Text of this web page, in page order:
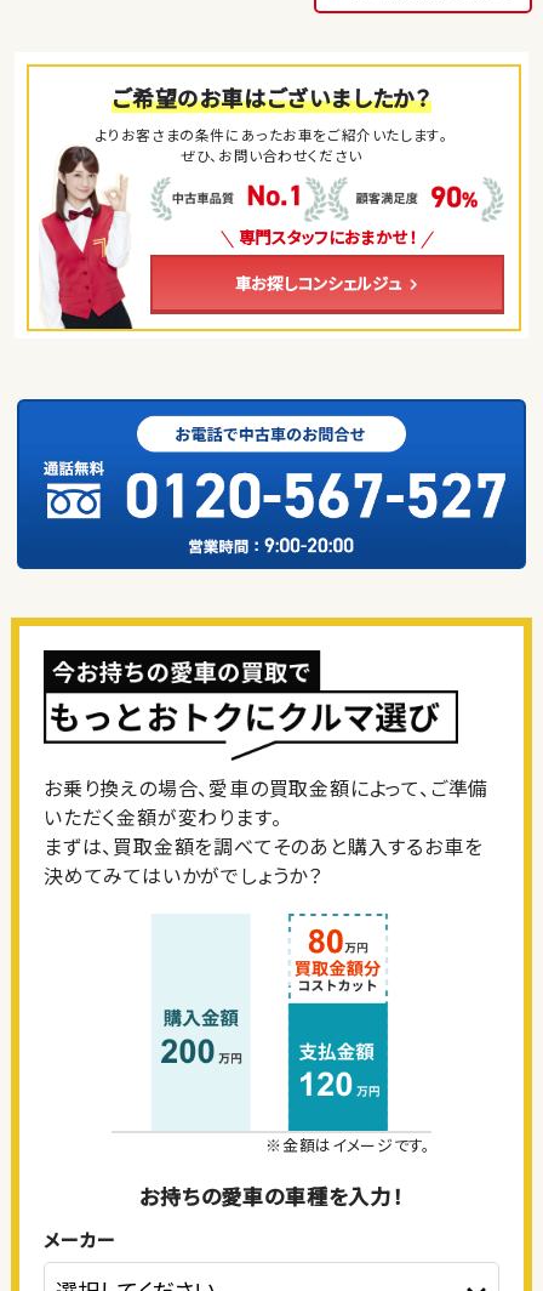
ご希望のお車はございましたか？
よりお客さまの条件にあったお車をご紹介いたします。
ぜひ、お問い合わせください
専門スタッフにおまかせ！
車お探しコンシェルジュ
お乗り換えの場合、愛車の買取金額によって、ご準備
いただく金額が変わります。
まずは、買取金額を調べてそのあと購入するお車を
決めてみてはいかがでしょうか？
※金額はイメージです。
お持ちの愛車の車種を入力！
メーカー